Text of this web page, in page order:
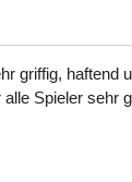
griffig, haftend
Spieler sehr